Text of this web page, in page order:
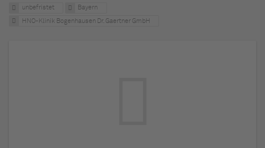
unbefristet Bayern
HNO-Klinik Bogenhausen Dr. Gaertner GmbH